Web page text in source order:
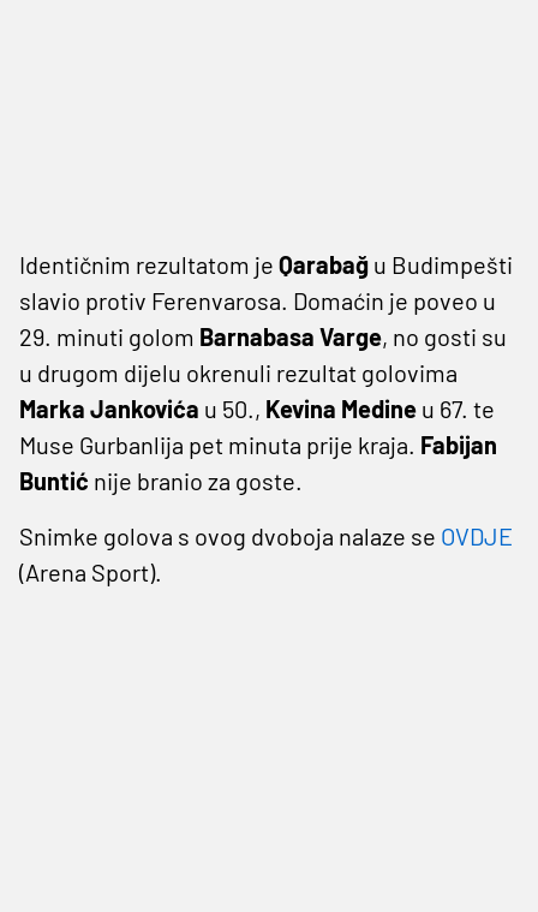
Identičnim rezultatom je Qarabağ u Budimpešti
slavio protiv Ferenvarosa. Domaćin je poveo u
29. minuti golom Barnabasa Varge, no gosti su
u drugom dijelu okrenuli rezultat golovima
Marka Jankovića u 50., Kevina Medine u 67. te
Muse Gurbanlija pet minuta prije kraja. Fabijan
Buntić nije branio za goste.
Snimke golova s ovog dvoboja nalaze se OVDJE
(Arena Sport).